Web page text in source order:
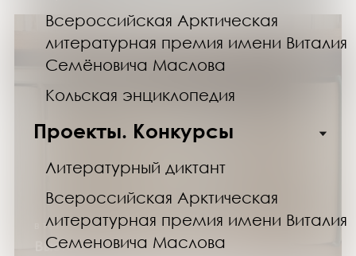
Всероссийская Арктическая
литературная премия имени Виталия
Семёновича Маслова
Кольская энциклопедия
Проекты. Конкурсы
Литературный диктант
Всероссийская Арктическая
литературная премия имени Виталия
Семеновича Маслова
в течение года
Выставка изданий «Книжный сериал»